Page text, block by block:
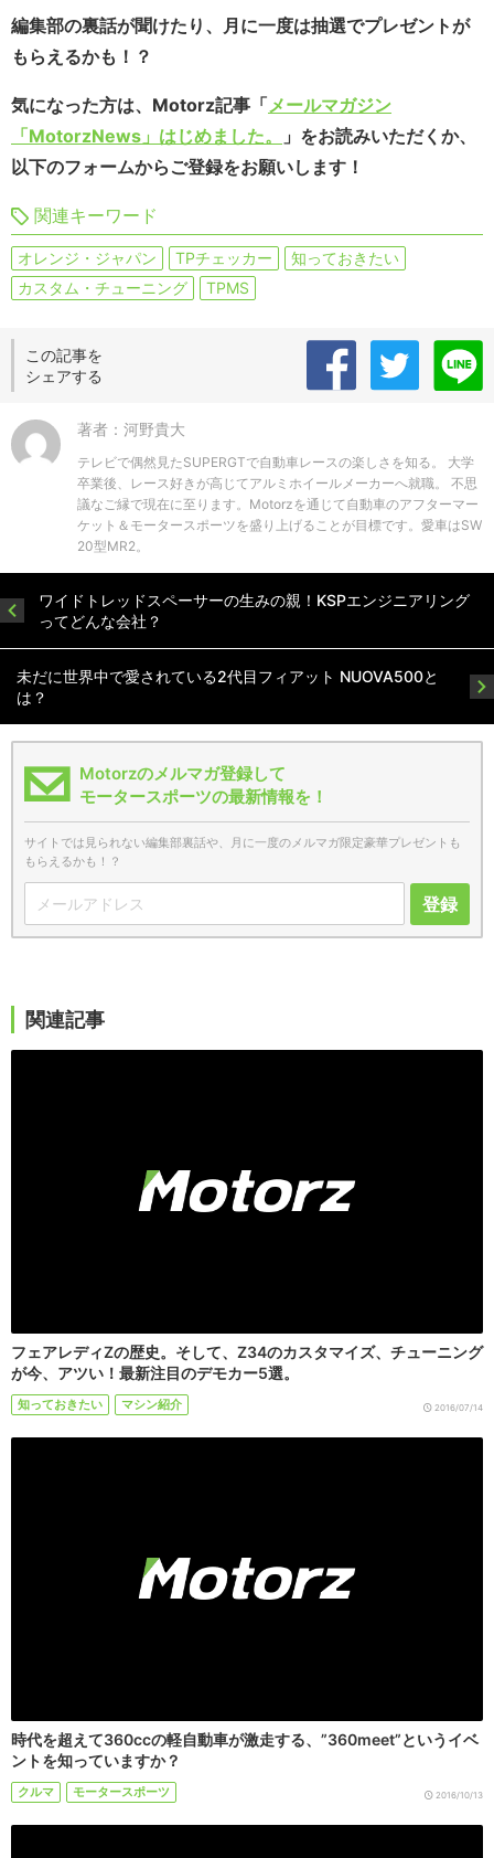
編集部の裏話が聞けたり、月に一度は抽選でプレゼントが
もらえるかも！？
気になった方は、Motorz記事「メールマガジン
「MotorzNews」はじめました。
」をお読みいただくか、
以下のフォームからご登録をお願いします！
関連キーワード
オレンジ・ジャパン TPチェッカー
知っておきたい
カスタム・チューニング
TPMS
この記事を
シェアする
著者：河野貴大
テレビで偶然見たSUPERGTで自動車レースの楽しさを知る。 大学
卒業後、レース好きが高じてアルミホイールメーカーへ就職。 不思
議なご縁で現在に至ります。Motorzを通じて自動車のアフターマー
ケット＆モータースポーツを盛り上げることが目標です。愛車はSW
20型MR2。
ワイドトレッドスペーサーの生みの親！KSPエンジニアリング
ってどんな会社？
未だに世界中で愛されている2代目フィアット NUOVA500と
は？
Motorzのメルマガ登録して
モータースポーツの最新情報を！
サイトでは見られない編集部裏話や、月に一度のメルマガ限定豪華プレゼントも
もらえるかも！？
登録
関連記事
フェアレディZの歴史。そして、Z34のカスタマイズ、チューニング
が今、アツい！最新注目のデモカー5選。
知っておきたい マシン紹介 2016/07/14
時代を超えて360ccの軽自動車が激走する、”360meet”というイベ
ントを知っていますか？
クルマ モータースポーツ 2016/10/13